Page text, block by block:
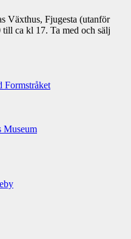
Växthus, Fjugesta (utanför
ca kl 17. Ta med och sälj
Formstråket
Museum